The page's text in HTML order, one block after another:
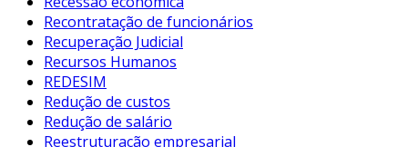
Recontratação de funcionários
Recuperação Judicial
Recursos Humanos
REDESIM
Redução de custos
Redução de salário
Reestruturação empresarial